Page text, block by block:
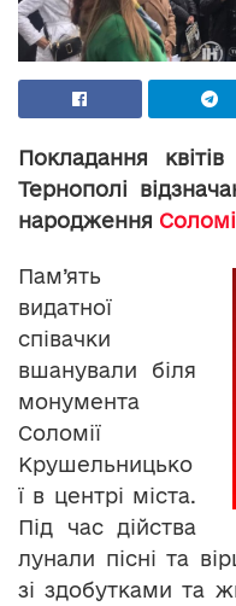
Покладання
Тернополі
народження
Пам’ять
видатної
співачки
вшанували біля
монумента
Соломії
Крушельницько
ї в центрі міста.
Під час дійства
лунали пісні та
зі здобутками та